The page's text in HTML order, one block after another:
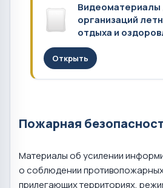
Видеоматериалы
организаций
отдыха и
Открыть
Пожарная
Материалы об усилении
о соблюдении противопожарных
прилегающих территориях,